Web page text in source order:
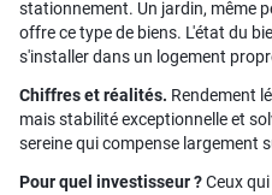
stationnement. Un jardin, même
offre ce type de biens. L'état du
s'installer dans un logement
Chiffres et réalités. Rendement
mais stabilité exceptionnelle et
sereine qui compense largement
Pour quel investisseur ?Ceux